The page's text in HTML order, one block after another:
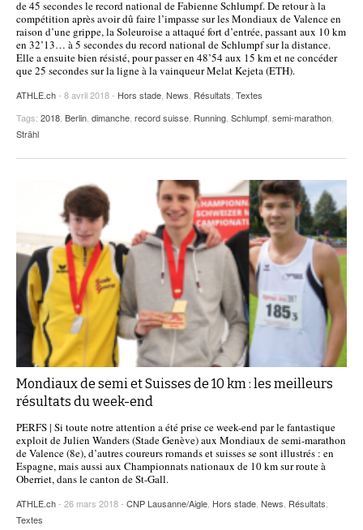
de 45 secondes le record national de Fabienne Schlumpf. De retour à la
compétition après avoir dû faire l’impasse sur les Mondiaux de Valence en
raison d’une grippe, la Soleuroise a attaqué fort d’entrée, passant aux 10 km
en 32’13… à 5 secondes du record national de Schlumpf sur la distance.
Elle a ensuite bien résisté, pour passer en 48’54 aux 15 km et ne concéder
que 25 secondes sur la ligne à la vainqueur Melat Kejeta (ETH).
ATHLE.ch- 8 avril 2018 - Hors stade, News, Résultats, Textes
Tags: 2018, Berlin, dimanche, record suisse, Running, Schlumpf, semi-marathon,
Strähl
Mondiaux de semi et Suisses de 10 km : les meilleurs
résultats du week-end
PERFS | Si toute notre attention a été prise ce week-end par le fantastique
exploit de Julien Wanders (Stade Genève) aux Mondiaux de semi-marathon
de Valence (8e), d’autres coureurs romands et suisses se sont illustrés : en
Espagne, mais aussi aux Championnats nationaux de 10 km sur route à
Oberriet, dans le canton de St-Gall.
ATHLE.ch- 26 mars 2018 - CNP Lausanne/Aigle Hors stade News Résultats
Textes